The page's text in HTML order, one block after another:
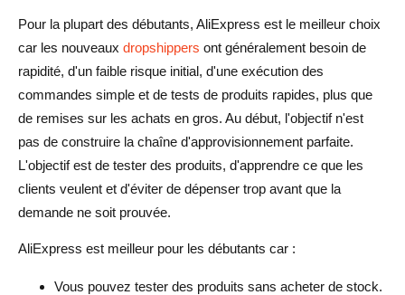
Pour la plupart des débutants, AliExpress est le meilleur choix
car les nouveaux dropshippers ont généralement besoin de
rapidité, d'un faible risque initial, d'une exécution des
commandes simple et de tests de produits rapides, plus que
de remises sur les achats en gros. Au début, l'objectif n'est
pas de construire la chaîne d'approvisionnement parfaite.
L'objectif est de tester des produits, d'apprendre ce que les
clients veulent et d'éviter de dépenser trop avant que la
demande ne soit prouvée.
AliExpress est meilleur pour les débutants car :
Vous pouvez tester des produits sans acheter de stock.